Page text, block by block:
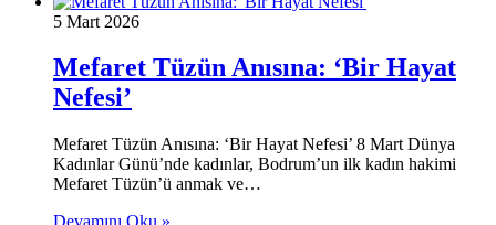
5 Mart 2026
Mefaret Tüzün Anısına: ‘Bir Hayat
Nefesi’
Mefaret Tüzün Anısına: ‘Bir Hayat Nefesi’ 8 Mart Dünya
Kadınlar Günü’nde kadınlar, Bodrum’un ilk kadın hakimi
Mefaret Tüzün’ü anmak ve…